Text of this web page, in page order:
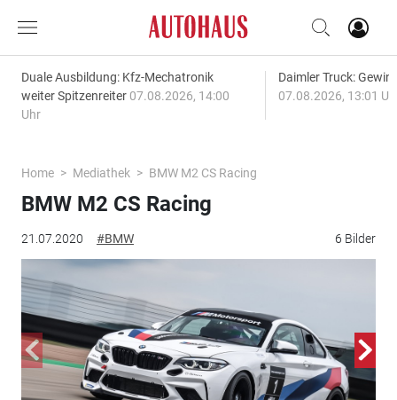
Duale Ausbildung: Kfz-Mechatronik
weiter Spitzenreiter 07.08.2026, 14:00
Uhr
Daimler Truck:
07.08.2026, 13:01
Home Mediathek BMW M2 CS Racing
21.07.2020 #BMW 6 Bilder
BMW M2 CS Racing